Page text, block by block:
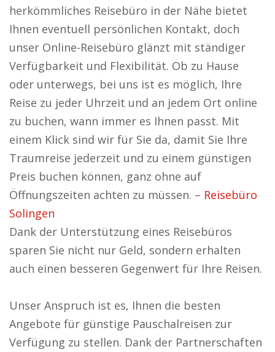
herkömmliches Reisebüro in der Nähe bietet
Ihnen eventuell persönlichen Kontakt, doch
unser Online-Reisebüro glänzt mit ständiger
Verfügbarkeit und Flexibilität. Ob zu Hause
oder unterwegs, bei uns ist es möglich, Ihre
Reise zu jeder Uhrzeit und an jedem Ort online
zu buchen, wann immer es Ihnen passt. Mit
einem Klick sind wir für Sie da, damit Sie Ihre
Traumreise jederzeit und zu einem günstigen
Preis buchen können, ganz ohne auf
Öffnungszeiten achten zu müssen. – Reisebüro
Solingen
Dank der Unterstützung eines Reisebüros
sparen Sie nicht nur Geld, sondern erhalten
auch einen besseren Gegenwert für Ihre Reisen.
Unser Anspruch ist es, Ihnen die besten
Angebote für günstige Pauschalreisen zur
Verfügung zu stellen. Dank der Partnerschaften